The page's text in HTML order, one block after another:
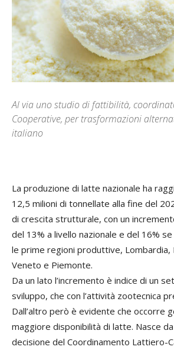
Al via uno studio di fattibilità,
Cooperative, per trasformazioni
italiano
La produzione di latte nazionale ha
12,5 milioni di tonnellate alla fine del
di crescita strutturale, con un
del 13% a livello nazionale e del 16%
le prime regioni produttive, Lombardia,
Veneto e Piemonte.
Da un lato l’incremento è indice di un
sviluppo, che con l’attività zootecnica
Dall’altro però è evidente che occorre
maggiore disponibilità di latte. Nasce
decisione del Coordinamento Lattiero-